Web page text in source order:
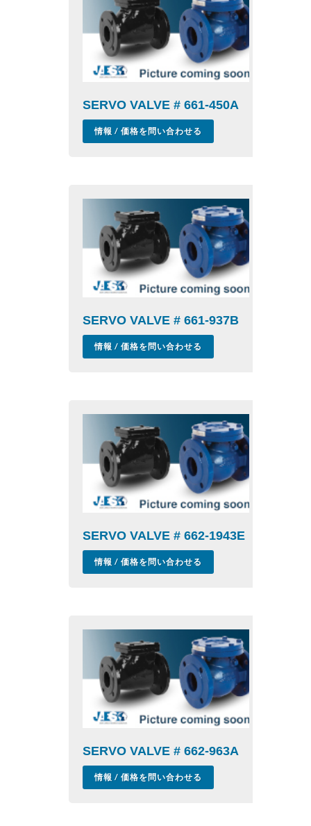
SERVO VALVE # 661-450A
情報 / 価格を問い合わせる
SERVO VALVE # 661-937B
情報 / 価格を問い合わせる
SERVO VALVE # 662-1943E
情報 / 価格を問い合わせる
SERVO VALVE # 662-963A
情報 / 価格を問い合わせる